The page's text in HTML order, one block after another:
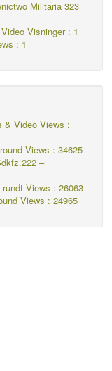
Militaria 323
Visninger : 1
: 1
& Video Views :
Views : 34625
–
Views : 26063
Views : 24965